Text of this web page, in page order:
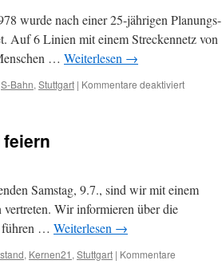
VERGLEICH
wurde nach einer 25-jährigen Planungs-
Auf 6 Linien mit einem Streckennetz von
… Weiterlesen →
S-Bahn, Stuttgart | Kommentare deaktiviertfür
Samstag, 9.7., sind wir mit einem
Wir informieren über die
führen … Weiterlesen →
, Kernen21 , Stuttgart | Kommentare